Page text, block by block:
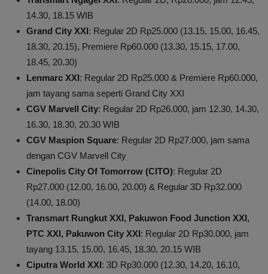
14.30, 18.15 WIB
Grand City XXI: Regular 2D Rp25.000 (13.15, 15.00, 16.45,
18.30, 20.15), Premiere Rp60.000 (13.30, 15.15, 17.00,
18.45, 20.30)
Lenmarc XXI: Regular 2D Rp25.000 & Premiere Rp60.000,
jam tayang sama seperti Grand City XXI
CGV Marvell City: Regular 2D Rp26.000, jam 12.30, 14.30,
16.30, 18.30, 20.30 WIB
CGV Maspion Square: Regular 2D Rp27.000, jam sama
dengan CGV Marvell City
Cinepolis City Of Tomorrow (CITO): Regular 2D
Rp27.000 (12.00, 16.00, 20.00) & Regular 3D Rp32.000
(14.00, 18.00)
Transmart Rungkut XXI, Pakuwon Food Junction XXI,
PTC XXI, Pakuwon City XXI: Regular 2D Rp30.000, jam
tayang 13.15, 15.00, 16.45, 18.30, 20.15 WIB
Ciputra World XXI: 3D Rp30.000 (12.30, 14.20, 16.10,